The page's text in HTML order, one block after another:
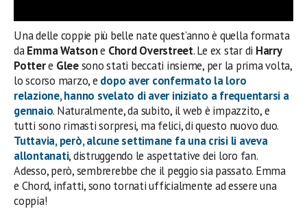
Una delle coppie più belle nate quest’anno è quella formata
daEmma Watsone Chord Overstreet. Le ex star di Harry
Pottere Gleesono stati beccati insieme, per la prima volta,
lo scorso marzo, e dopo aver confermato la loro
relazione, hanno svelato di aver iniziato a frequentarsi a
gennaio. Naturalmente, da subito, il web è impazzito, e
tutti sono rimasti sorpresi, ma felici, di questo nuovo duo.
Tuttavia, però, alcune settimane fa una crisi li aveva
allontanati, distruggendo le aspettative dei loro fan.
Adesso, però, sembrerebbe che il peggio sia passato. Emma
e Chord, infatti, sono tornati ufficialmente ad essere una
coppia!